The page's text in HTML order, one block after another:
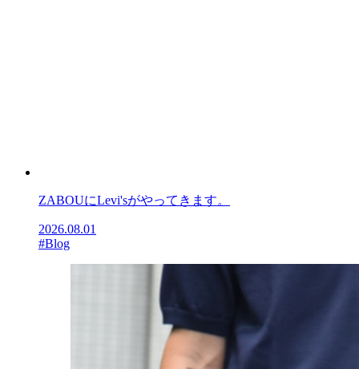
ZABOUにLevi'sがやってきます。
2026.08.01
#Blog